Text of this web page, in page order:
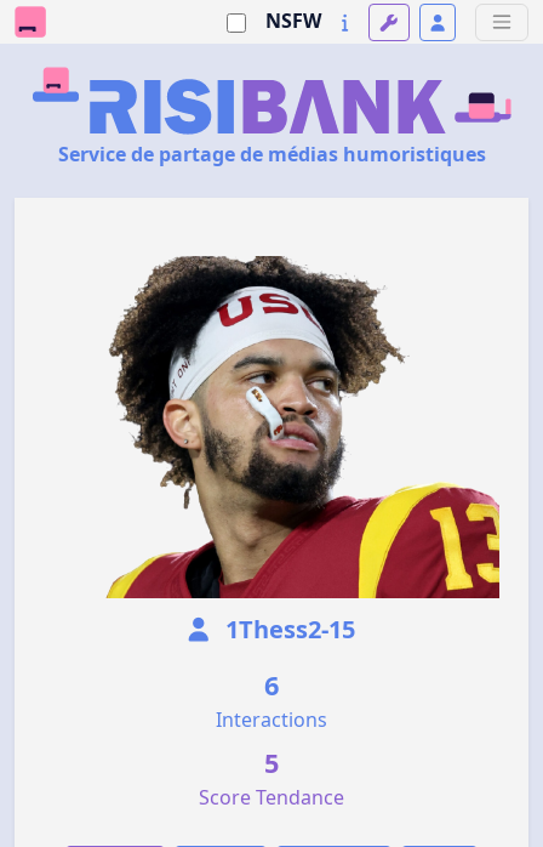
NSFW
Service de partage de médias humoristiques
1Thess2-15
6
Interactions
5
Score Tendance